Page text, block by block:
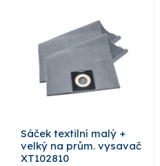
Sáček textilní malý +
velký na prům. vysavač
XT102810